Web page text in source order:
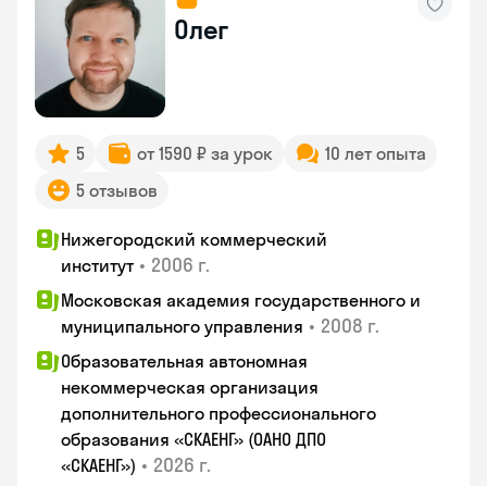
Олег
5 от 1590 ₽ за урок
10 лет опыта
5 отзывов
Нижегородский коммерческий
институт • 2006 г.
Московская академия государственного и
муниципального управления • 2008 г.
Образовательная автономная
некоммерческая организация
дополнительного профессионального
образования «СКАЕНГ» (ОАНО ДПО
«СКАЕНГ») • 2026 г.